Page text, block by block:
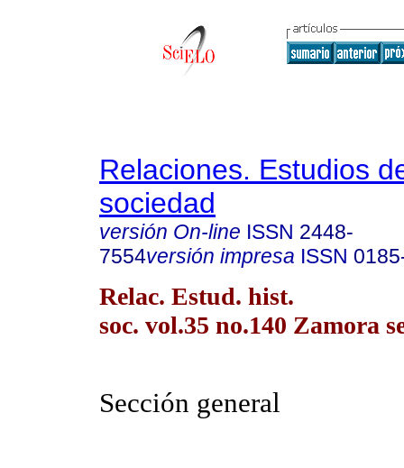
Relaciones. Estudios
sociedad
versión On-line ISSN 2448-
7554versión impresa ISSN
Relac. Estud. hist.
soc. vol.35 no.140 Zamora
Sección general